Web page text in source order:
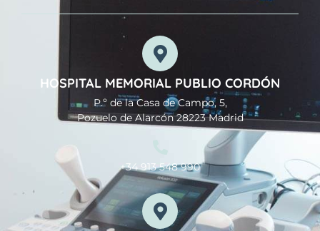
HOSPITAL MEMORIAL PUBLIO CORDÓN
P.º de la Casa de Campo, 5,
Pozuelo de Alarcón 28223 Madrid
+34 913 548 990